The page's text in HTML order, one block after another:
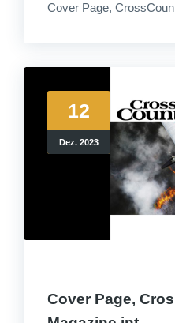
Cover Page,
12
Dez. 2023
Cover Page,